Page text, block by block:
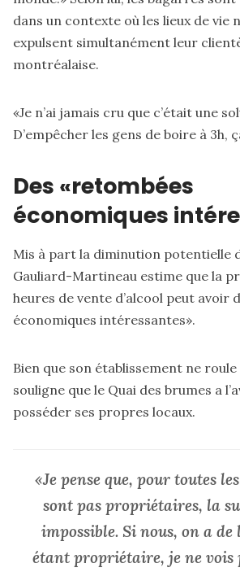
dans un contexte où les lieux de vie
expulsent simultanément leur
montréalaise.
«Je n’ai jamais cru que c’était une
D’empêcher les gens de boire à 3h,
Des «retombées
économiques
Mis à part la diminution potentielle
Gauliard-Martineau estime que la
heures de vente d’alcool peut avoir
économiques intéressantes».
Bien que son établissement ne roule
souligne que le Quai des brumes a
posséder ses propres locaux.
«Je pense que, pour toutes
sont pas propriétaires, la
impossible. Si nous, on a de
étant propriétaire, je ne vois